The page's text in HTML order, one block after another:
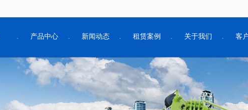
产品中心 新闻动态 租赁案例 关于我们 客